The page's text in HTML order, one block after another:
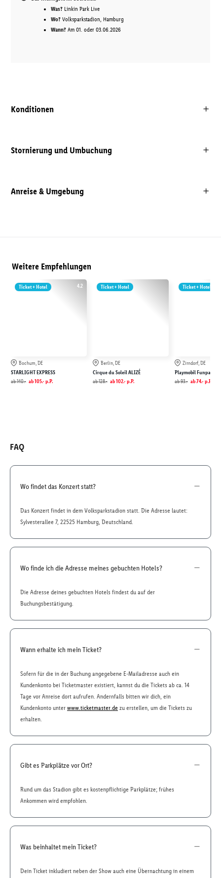
Was? Linkin Park Live
Wo? Volksparkstadion, Hamburg
Wann? Am 01. oder 03.06.2026
Konditionen
Stornierung und Umbuchung
Anreise & Umgebung
Weitere Empfehlungen
4.2
Ticket + Hotel
Bochum, DE
STARLIGHT EXPRESS
ab140.- ab105.- p.P.
Ticket + Hotel
Berlin, DE
Cirque du Soleil ALIZÉ
ab128.- ab102.- p.P.
Ticket + Hotel
Zirndorf, DE
Playmobil Funpark
ab93.- ab74.- p.P.
FAQ
Wo findet das Konzert statt?
Das Konzert findet in dem Volksparkstadion statt. Die Adresse lautet:
Sylvesterallee 7, 22525 Hamburg, Deutschland.
Wo finde ich die Adresse meines gebuchten Hotels?
Die Adresse deines gebuchten Hotels findest du auf der
Buchungsbestätigung.
Wann erhalte ich mein Ticket?
Sofern für die in der Buchung angegebene E-Mailadresse auch ein
Kundenkonto bei Ticketmaster existiert, kannst du die Tickets ab ca. 14
Tage vor Anreise dort aufrufen. Andernfalls bitten wir dich, ein
Kundenkonto unter www.ticketmaster.de zu erstellen, um die Tickets zu
erhalten.
Gibt es Parkplätze vor Ort?
Rund um das Stadion gibt es kostenpflichtige Parkplätze; frühes
Ankommen wird empfohlen.
Was beinhaltet mein Ticket?
Dein Ticket inkludiert neben der Show auch eine Übernachtung in einem